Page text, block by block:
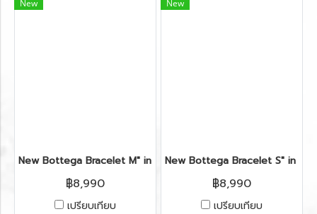
New
New Bottega Bracelet M" in Etoupe Leather SHW
฿8,990
เปรียบเทียบ
New
New Bottega Bracelet S" in
฿8,990
เปรียบเทียบ